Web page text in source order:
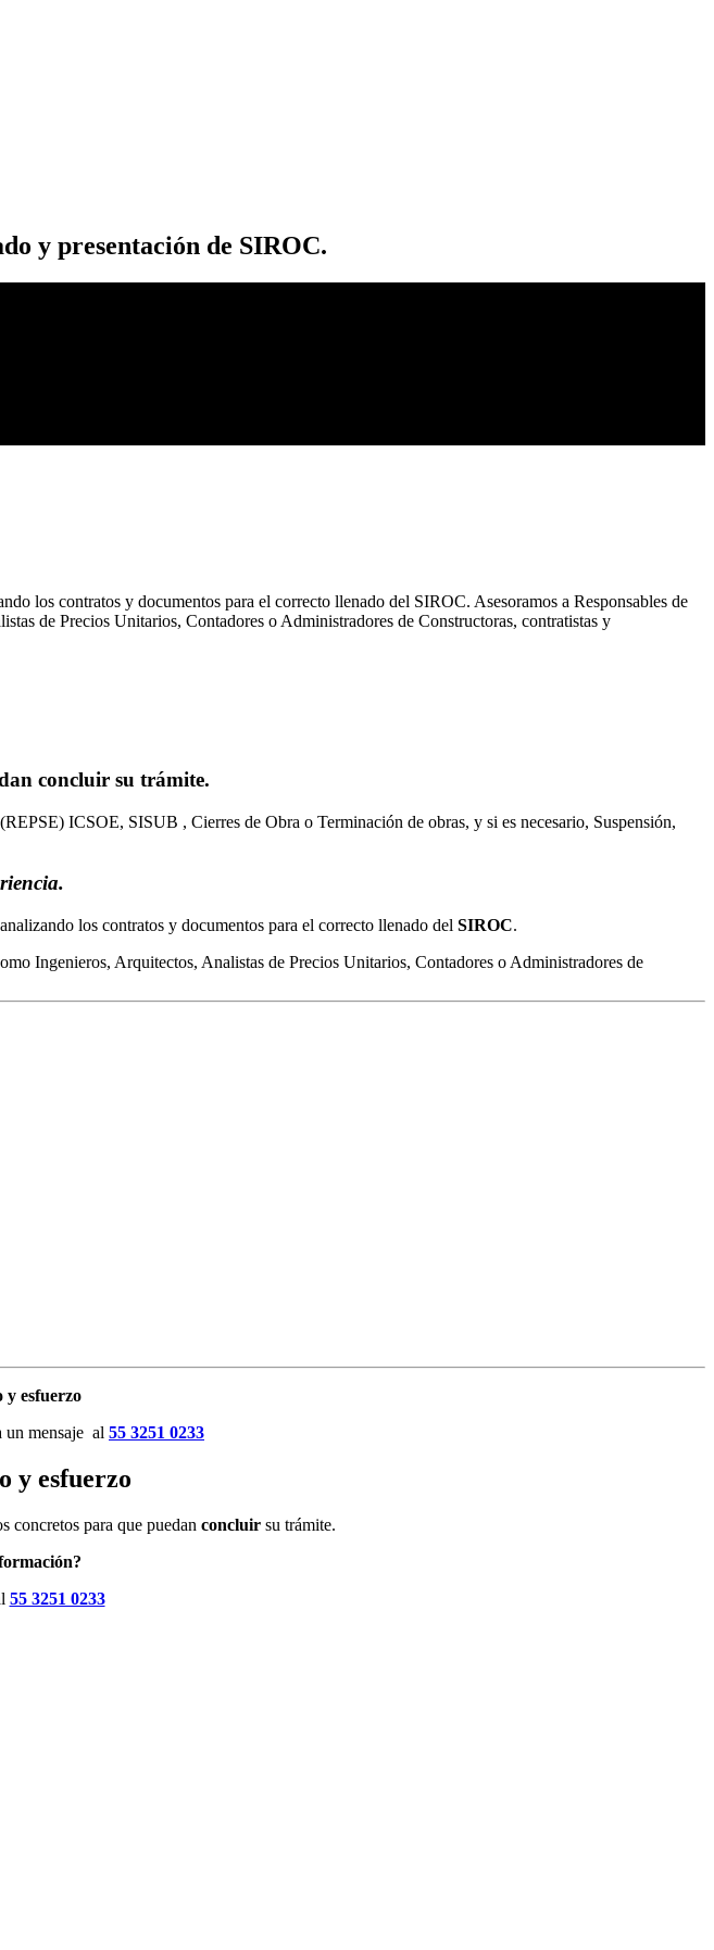
y presentación de SIROC.
los contratos y documentos para el correcto llenado del SIROC. Asesoramos a Responsables de
de Precios Unitarios, Contadores o Administradores de Constructoras, contratistas y
concluir su trámite.
ICSOE, SISUB , Cierres de Obra o Terminación de obras, y si es necesario, Suspensión,
los contratos y documentos para el correcto llenado del SIROC.
Ingenieros, Arquitectos, Analistas de Precios Unitarios, Contadores o Administradores de
esfuerzo
un mensaje al 55 3251 0233
y esfuerzo
concretos para que puedan concluirsu trámite.
55 3251 0233